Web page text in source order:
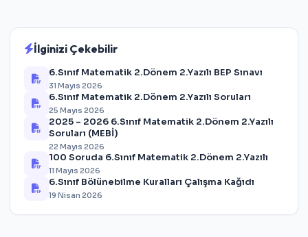
İlginizi Çekebilir
6.Sınıf Matematik 2.Dönem 2.Yazılı BEP Sınavı
31 Mayıs 2026
6.Sınıf Matematik 2.Dönem 2.Yazılı Soruları
25 Mayıs 2026
2025 – 2026 6.Sınıf Matematik 2.Dönem 2.Yazılı
Soruları (MEBİ)
22 Mayıs 2026
100 Soruda 6.Sınıf Matematik 2.Dönem 2.Yazılı
11 Mayıs 2026
6.Sınıf Bölünebilme Kuralları Çalışma Kağıdı
19 Nisan 2026